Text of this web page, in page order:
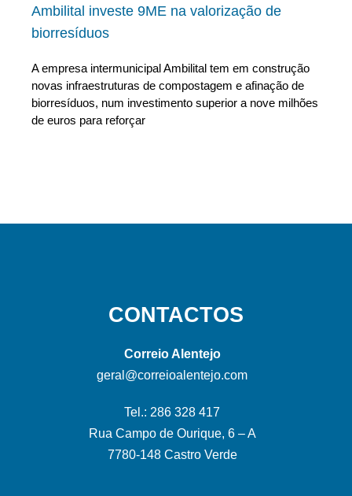
Ambilital investe 9ME na valorização de
biorresíduos
A empresa intermunicipal Ambilital tem em construção
novas infraestruturas de compostagem e afinação de
biorresíduos, num investimento superior a nove milhões
de euros para reforçar
CONTACTOS
Correio Alentejo
geral@correioalentejo.com
Tel.: 286 328 417
Rua Campo de Ourique, 6 – A
7780-148 Castro Verde